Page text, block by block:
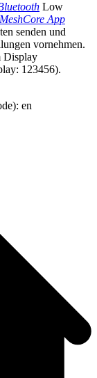
Low
MeshCore App
senden und
vornehmen.
Display
123456).
en